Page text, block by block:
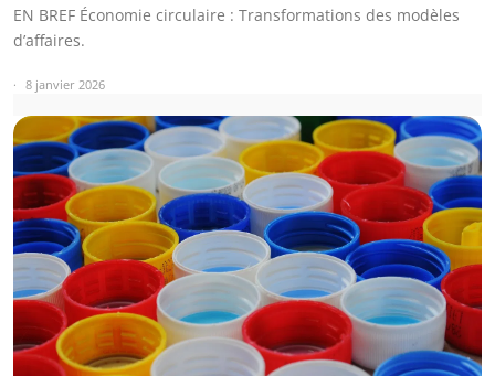
EN BREF Économie circulaire : Transformations des modèles
d’affaires.
8 janvier 2026